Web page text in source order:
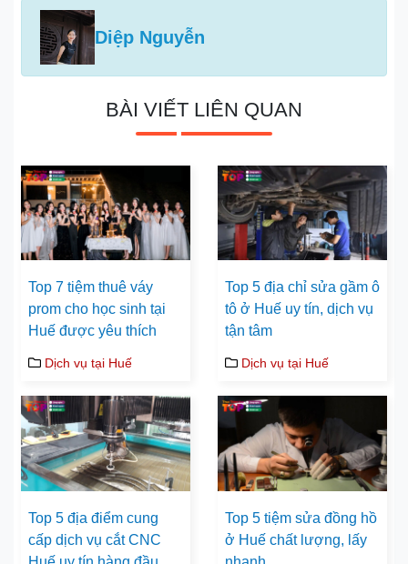
Diệp Nguyễn
BÀI VIẾT LIÊN QUAN
Top 7 tiệm thuê váy
prom cho học sinh tại
Huế được yêu thích
Dịch vụ tại Huế
Top 5 địa chỉ sửa gầm ô
tô ở Huế uy tín, dịch vụ
tận tâm
Dịch vụ tại Huế
Top 5 địa điểm cung
cấp dịch vụ cắt CNC
Top 5 tiệm sửa đồng hồ
ở Huế chất lượng, lấy